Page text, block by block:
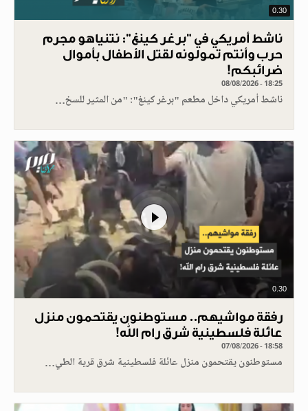
0.30
ناشط أمريكي في "برغر كينغ": نتنياهو مجرم
حرب وأنتم تمولونه لقتل الأطفال بأموال
ضرائبكم!
08/08/2026 - 18:25
ناشط أمريكي داخل مطعم "برغر كينغ": "من المثير للسخ…
0.30
رفقة مواشيهم.. مستوطنون يقتحمون منزل
عائلة فلسطينية شرق رام الله!
07/08/2026 - 18:58
مستوطنون يقتحمون منزل عائلة فلسطينية شرق قرية الطي…